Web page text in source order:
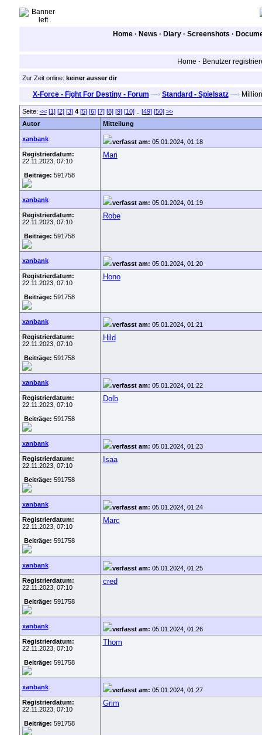
Home · News · Diary · Screenshots ·
Home · Benutzer
Zur Zeit online: keiner ausser dir
X-Force - Fight For Destiny - Forum —› Standard - Spielsatz —›
Seite: << [1] [2] [3] 4 [5] [6] [7] [8] [9] [10].. [49] [50] >>
Autor
Mitteilung
xanbank verfasst am: 05.01.2024, 01:18
Registrierdatum:
22.11.2023, 07:10
Beiträge: 591758
Mari
xanbank verfasst am: 05.01.2024, 01:19
Registrierdatum:
22.11.2023, 07:10
Beiträge: 591758
Robe
xanbank verfasst am: 05.01.2024, 01:20
Registrierdatum:
22.11.2023, 07:10
Beiträge: 591758
Hono
xanbank verfasst am: 05.01.2024, 01:21
Registrierdatum:
22.11.2023, 07:10
Beiträge: 591758
Hild
xanbank verfasst am: 05.01.2024, 01:22
Registrierdatum:
22.11.2023, 07:10
Beiträge: 591758
Dolb
xanbank verfasst am: 05.01.2024, 01:23
Registrierdatum:
22.11.2023, 07:10
Beiträge: 591758
Isaa
xanbank verfasst am: 05.01.2024, 01:24
Registrierdatum:
22.11.2023, 07:10
Beiträge: 591758
Marc
xanbank verfasst am: 05.01.2024, 01:25
Registrierdatum:
22.11.2023, 07:10
Beiträge: 591758
cred
xanbank verfasst am: 05.01.2024, 01:26
Registrierdatum:
22.11.2023, 07:10
Beiträge: 591758
Thom
xanbank verfasst am: 05.01.2024, 01:27
Registrierdatum:
22.11.2023, 07:10
Beiträge: 591758
Grim